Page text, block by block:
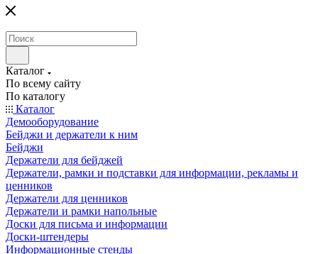
Каталог
По всему сайту
По каталогу
Каталог
Демооборудование
Бейджи и держатели к ним
Бейджи
Держатели для бейджей
Держатели, рамки и подставки для информации, рекламы и
ценников
Держатели для ценников
Держатели и рамки напольные
Доски для письма и информации
Доски-штендеры
Информационные стенды